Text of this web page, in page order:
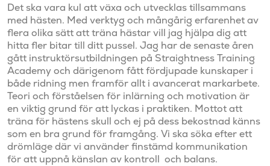
Det ska vara kul att växa och utvecklas tillsammans
med hästen. Med verktyg och mångårig erfarenhet av
flera olika sätt att träna hästar vill jag hjälpa dig att
hitta fler bitar till ditt pussel. Jag har de senaste åren
gått instruktörsutbildningen på Straightness Training
Academy och därigenom fått fördjupade kunskaper i
både ridning men framför allt i avancerat markarbete.
Teori och förståelsen för inlärning och motivation är
en viktig grund för att lyckas i praktiken. Mottot att
träna för hästens skull och ej på dess bekostnad känns
som en bra grund för framgång. Vi ska söka efter ett
drömläge där vi använder finstämd kommunikation
för att uppnå känslan av kontroll  och balans.